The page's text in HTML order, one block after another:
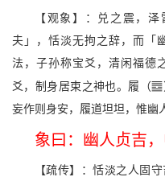
【观象】：兑之震，泽
夫」，恬淡无拘之辞，而「
法，子孙称宝爻，清闲福德
爻，制身居束之神也。履（p
妄作则身安，履道坦坦，惟幽
象曰：幽人贞吉，
【疏传】：恬淡之人固